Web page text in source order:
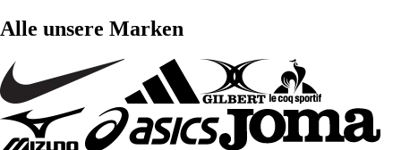
Alle unsere Marken